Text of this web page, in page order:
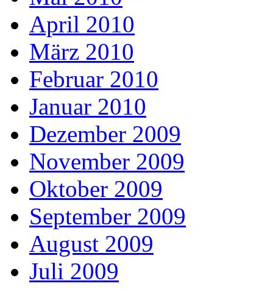
April 2010
März 2010
Februar 2010
Januar 2010
Dezember 2009
November 2009
Oktober 2009
September 2009
August 2009
Juli 2009